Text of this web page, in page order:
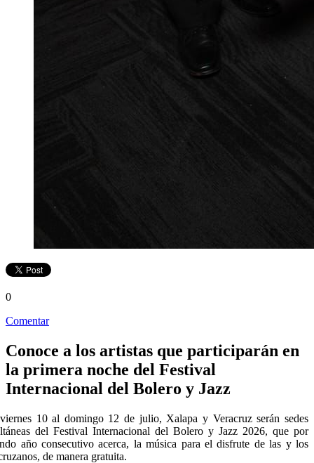
0
Comentar
Conoce a los artistas que participarán en
la primera noche del Festival
Internacional del Bolero y Jazz
10 al domingo 12 de julio, Xalapa y Veracruz serán sedes
del Festival Internacional del Bolero y Jazz 2026, que por
año consecutivo acerca, la música para el disfrute de las y los
de manera gratuita.